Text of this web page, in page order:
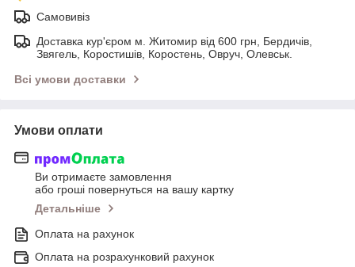
Самовивіз
Доставка кур'єром м. Житомир від 600 грн, Бердичів,
Звягель, Коростишів, Коростень, Овруч, Олевськ.
Всі умови доставки
Умови оплати
Ви отримаєте замовлення
або гроші повернуться на вашу картку
Детальніше
Оплата на рахунок
Оплата на розрахунковий рахунок